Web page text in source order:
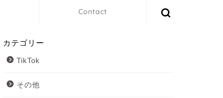
Contact
カテゴリー
TikTok
その他